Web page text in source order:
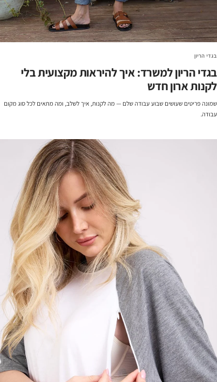
בגדי הריון
בגדי הריון למשרד: איך להיראות מקצועית בלי
לקנות ארון חדש
שמונה פריטים שעושים שבוע עבודה שלם — מה לקנות, איך לשלב, ומה מתאים לכל סוג מקום
עבודה.